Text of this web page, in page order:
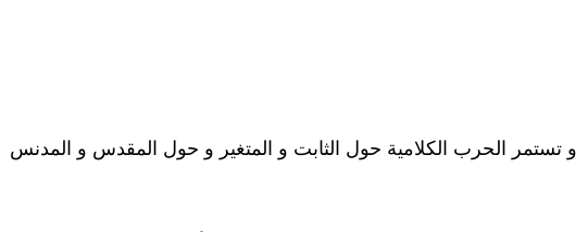
و تستمر الحرب الكلامية حول الثابت و المتغير و حول المقدس و المدنس